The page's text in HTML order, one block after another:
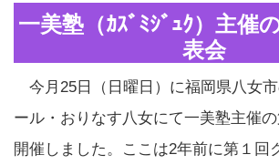
一美塾（ｶｽﾞﾐｼﾞｭｸ）主催
表会
今月25日（日曜日）に福岡県八女
ール・おりなす八女にて一美塾主催
開催しました。ここは2年前に第１回